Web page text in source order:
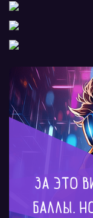
За это
баллы.